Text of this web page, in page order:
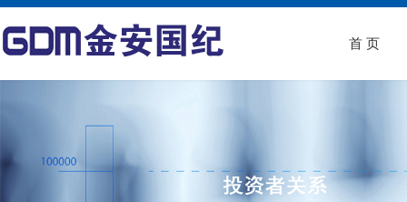
首 页